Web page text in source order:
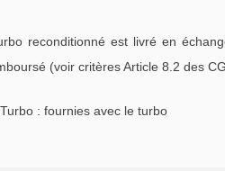
reconditionné est livré en
(voir critères Article 8.2 des
: fournies avec le turbo